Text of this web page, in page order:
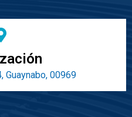
Guaynabo, 00969